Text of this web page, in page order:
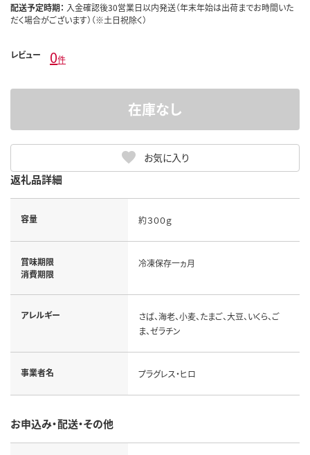
配送予定時期： 入金確認後30営業日以内発送（年末年始は出荷までお時間いた
だく場合がございます）（※土日祝除く）
レビュー 0件
お気に入り
在庫なし
返礼品詳細
容量 約３００ｇ
賞味期限
消費期限
冷凍保存一ヵ月
アレルギー
さば、海老、小麦、たまご、大豆、いくら、ご
ま、ゼラチン
事業者名 プラグレス・ヒロ
お申込み・配送・その他